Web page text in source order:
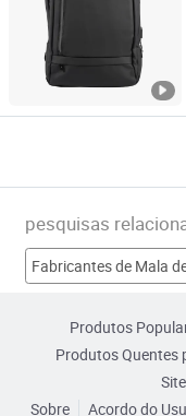
Anhui, China
pesquisas
Fabricantes de Mala
Fabricantes de Bolsa
Produtos
Produtos Quentes
Sobre
Acordo do